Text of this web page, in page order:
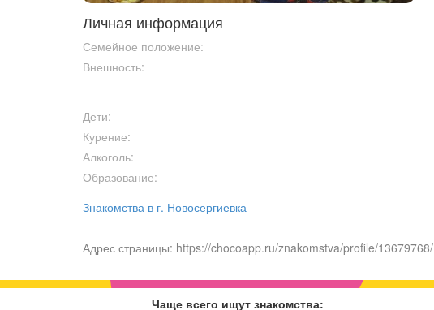
Личная информация
Семейное положение:
Внешность:
Дети:
Курение:
Алкоголь:
Образование:
Знакомства в г. Новосергиевка
Адрес страницы: https://chocoapp.ru/znakomstva/profile/13679768/
Чаще всего ищут знакомства: